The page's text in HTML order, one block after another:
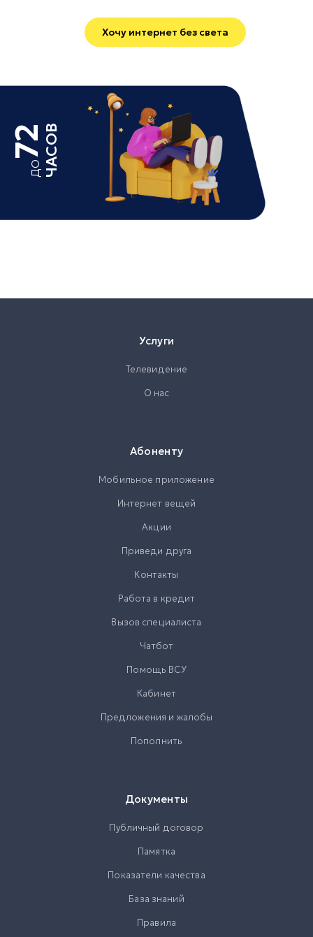
ДО
72 ЧАСОВ
Хочу интернет без света
Услуги
Телевидение
О нас
Абоненту
Мобильное приложение
Интернет вещей
Акции
Приведи друга
Контакты
Работа в кредит
Вызов специалиста
Чатбот
Помощь ВСУ
Кабинет
Предложения и жалобы
Пополнить
Документы
Публичный договор
Памятка
Показатели качества
База знаний
Правила